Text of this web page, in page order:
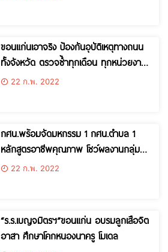
ขอนแก่นเอาจริง ป้องกันอุบัติเหตุทางถนน
ทั้งจังหวัด ตรวจซ้ำทุกเดือน ทุกหน่วยงาน
ต้องเร่งแก้ไข ทั้งการทาสีเส้นจราจร-เพิ่มไฟ
22 ก.พ. 2022
กศน.พร้อมจัดมหกรรม 1 กศน.ตำบล 1
หลักสูตรอาชีพคุณภาพ โชว์ผลงานกลุ่ม
จังหวัดภาคอีสานจากผลิตภัณฑ์ประจำถิ่น
22 ก.พ. 2022
“ร.ร.เบญจมิตรฯ”ขอนแก่น อบรมลูกเสือจิต
อาสา ศึกษาโคกหนองนาครู โมเดล